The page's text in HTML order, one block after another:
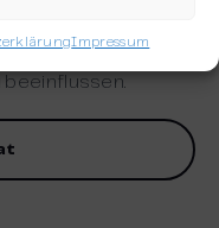
Impressum
um das